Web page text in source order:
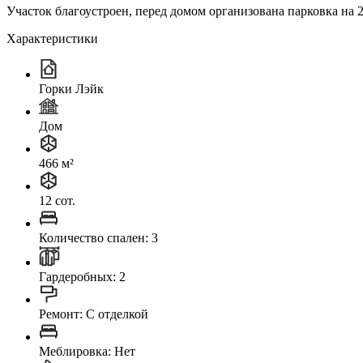
Участок благоустроен, перед домом организована парковка на
Характеристики
Горки Лэйк
Дом
466 м²
12 сот.
Количество спален: 3
Гардеробных: 2
Ремонт: C отделкой
Меблировка: Нет